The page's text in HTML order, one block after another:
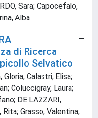
Sara; Capocefalo,
Alba
di Ricerca
Selvatico
Calastri, Elisa;
Coluccigray, Laura;
DE LAZZARI,
Grasso, Valentina;